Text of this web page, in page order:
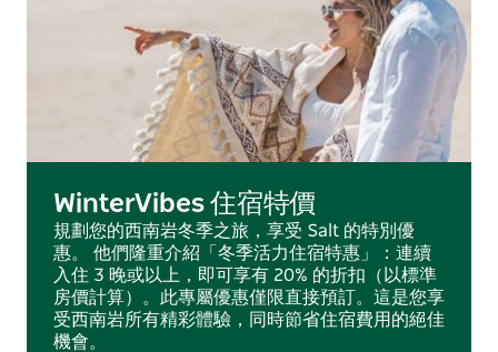
WinterVibes 住宿特價
規劃您的西南岩冬季之旅，享受 Salt 的特別優
惠。 他們隆重介紹「冬季活力住宿特惠」：連續
入住 3 晚或以上，即可享有 20% 的折扣（以標準
房價計算）。此專屬優惠僅限直接預訂。這是您享
受西南岩所有精彩體驗，同時節省住宿費用的絕佳
機會。